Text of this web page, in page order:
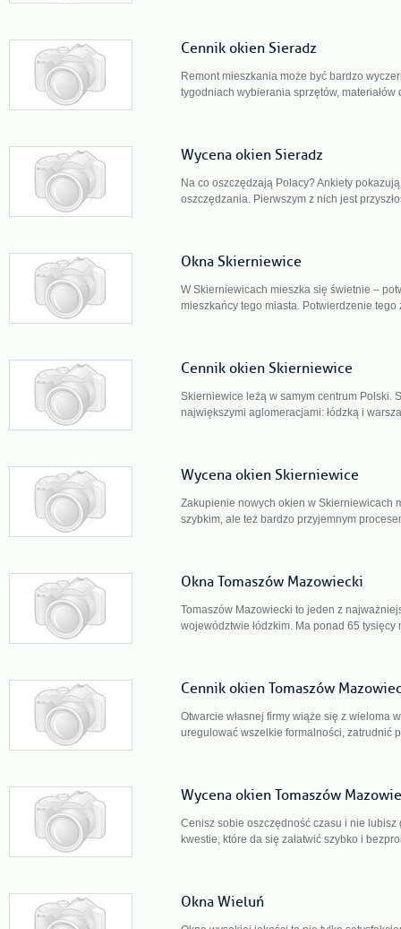
Cennik okien Sieradz
Remont mieszkania może być bardzo
tygodniach wybierania sprzętów, materiałów
Wycena okien Sieradz
Na co oszczędzają Polacy? Ankiety
oszczędzania. Pierwszym z nich jest
Okna Skierniewice
W Skierniewicach mieszka się świetnie –
mieszkańcy tego miasta. Potwierdzenie tego
Cennik okien Skierniewice
Skierniewice leżą w samym centrum Polski.
największymi aglomeracjami: łódzką i
Wycena okien Skierniewice
Zakupienie nowych okien w Skierniewicach
szybkim, ale też bardzo przyjemnym
Okna Tomaszów Mazowiecki
Tomaszów Mazowiecki to jeden z
województwie łódzkim. Ma ponad 65 tysięcy
Cennik okien Tomaszów
Otwarcie własnej firmy wiąże się z wieloma
uregulować wszelkie formalności, zatrudnić
Wycena okien Tomaszów
Cenisz sobie oszczędność czasu i nie
kwestie, które da się załatwić szybko i
Okna Wieluń